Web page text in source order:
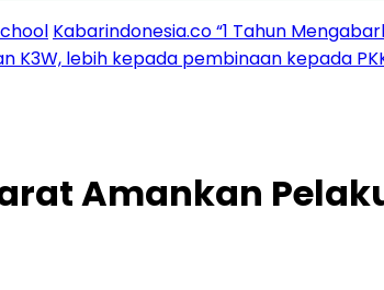
Kabarindonesia.co “1 Tahun
K3W, lebih kepada pembinaan kepada
Amankan